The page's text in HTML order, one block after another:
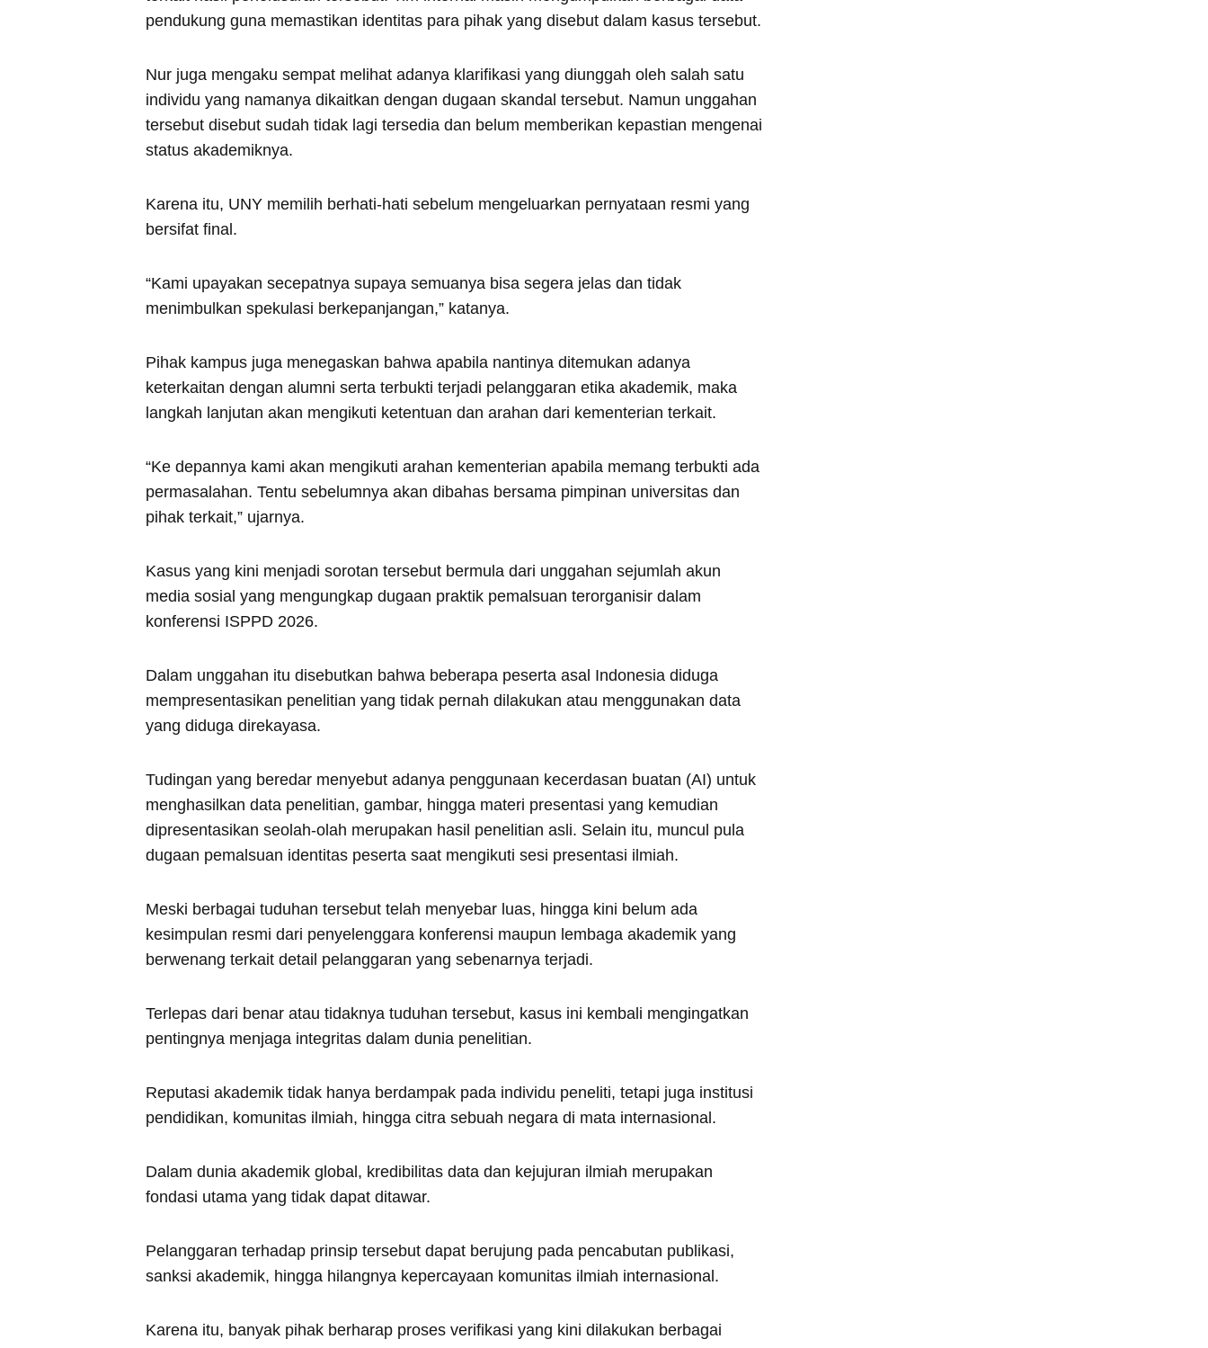
pendukung guna memastikan identitas para pihak yang disebut dalam kasus tersebut.
Nur juga mengaku sempat melihat adanya klarifikasi yang diunggah oleh salah satu
individu yang namanya dikaitkan dengan dugaan skandal tersebut. Namun unggahan
tersebut disebut sudah tidak lagi tersedia dan belum memberikan kepastian mengenai
status akademiknya.
Karena itu, UNY memilih berhati-hati sebelum mengeluarkan pernyataan resmi yang
bersifat final.
“Kami upayakan secepatnya supaya semuanya bisa segera jelas dan tidak
menimbulkan spekulasi berkepanjangan,” katanya.
Pihak kampus juga menegaskan bahwa apabila nantinya ditemukan adanya
keterkaitan dengan alumni serta terbukti terjadi pelanggaran etika akademik, maka
langkah lanjutan akan mengikuti ketentuan dan arahan dari kementerian terkait.
“Ke depannya kami akan mengikuti arahan kementerian apabila memang terbukti ada
permasalahan. Tentu sebelumnya akan dibahas bersama pimpinan universitas dan
pihak terkait,” ujarnya.
Kasus yang kini menjadi sorotan tersebut bermula dari unggahan sejumlah akun
media sosial yang mengungkap dugaan praktik pemalsuan terorganisir dalam
konferensi ISPPD 2026.
Dalam unggahan itu disebutkan bahwa beberapa peserta asal Indonesia diduga
mempresentasikan penelitian yang tidak pernah dilakukan atau menggunakan data
yang diduga direkayasa.
Tudingan yang beredar menyebut adanya penggunaan kecerdasan buatan (AI) untuk
menghasilkan data penelitian, gambar, hingga materi presentasi yang kemudian
dipresentasikan seolah-olah merupakan hasil penelitian asli. Selain itu, muncul pula
dugaan pemalsuan identitas peserta saat mengikuti sesi presentasi ilmiah.
Meski berbagai tuduhan tersebut telah menyebar luas, hingga kini belum ada
kesimpulan resmi dari penyelenggara konferensi maupun lembaga akademik yang
berwenang terkait detail pelanggaran yang sebenarnya terjadi.
Terlepas dari benar atau tidaknya tuduhan tersebut, kasus ini kembali mengingatkan
pentingnya menjaga integritas dalam dunia penelitian.
Reputasi akademik tidak hanya berdampak pada individu peneliti, tetapi juga institusi
pendidikan, komunitas ilmiah, hingga citra sebuah negara di mata internasional.
Dalam dunia akademik global, kredibilitas data dan kejujuran ilmiah merupakan
fondasi utama yang tidak dapat ditawar.
Pelanggaran terhadap prinsip tersebut dapat berujung pada pencabutan publikasi,
sanksi akademik, hingga hilangnya kepercayaan komunitas ilmiah internasional.
Karena itu, banyak pihak berharap proses verifikasi yang kini dilakukan berbagai